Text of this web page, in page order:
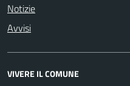
Notizie
Avvisi
VIVERE IL COMUNE